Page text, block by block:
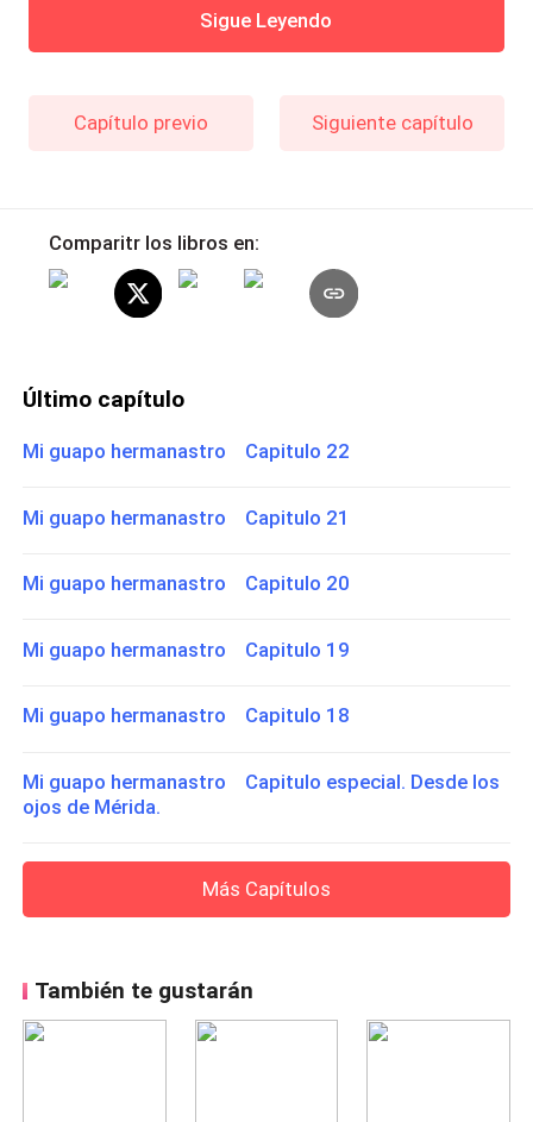
Sigue Leyendo
Capítulo previo Siguiente capítulo
Comparitr los libros en:
Último capítulo
Mi guapo hermanastro Capitulo 22
Mi guapo hermanastro Capitulo 21
Mi guapo hermanastro Capitulo 20
Mi guapo hermanastro Capitulo 19
Mi guapo hermanastro Capitulo 18
Mi guapo hermanastro Capitulo especial. Desde los
ojos de Mérida.
Más Capítulos
También te gustarán